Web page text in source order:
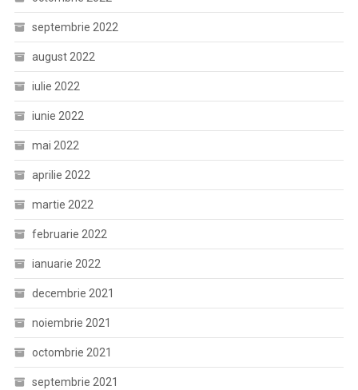
septembrie 2022
august 2022
iulie 2022
iunie 2022
mai 2022
aprilie 2022
martie 2022
februarie 2022
ianuarie 2022
decembrie 2021
noiembrie 2021
octombrie 2021
septembrie 2021